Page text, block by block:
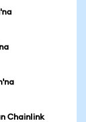
Chainlink